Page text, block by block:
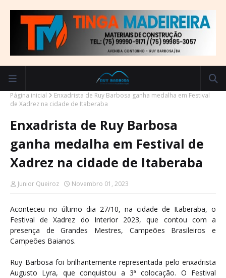
Página inicial
Enxadrista de Ruy Barbosa ganha medalha em Festival
de Xadrez na cidade de Itaberaba
Enxadrista de Ruy Barbosa
ganha medalha em Festival de
Xadrez na cidade de Itaberaba
Junior Queiroz Novembro 01, 2023
Aconteceu no último dia 27/10, na cidade de Itaberaba, o
Festival de Xadrez do Interior 2023, que contou com a
presença de Grandes Mestres, Campeões Brasileiros e
Campeões Baianos.
Ruy Barbosa foi brilhantemente representada pelo enxadrista
Augusto Lyra, que conquistou a 3ª colocação. O Festival